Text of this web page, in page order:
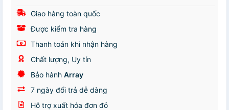
Giao hàng toàn quốc
Được kiểm tra hàng
Thanh toán khi nhận hàng
Chất lượng, Uy tín
Bảo hành Array
7 ngày đổi trả dễ dàng
Hỗ trợ xuất hóa đơn đỏ